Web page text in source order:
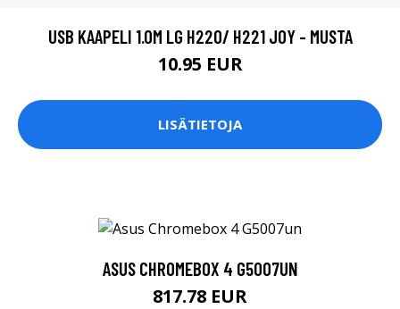
USB KAAPELI 1.0M LG H220/ H221 JOY - MUSTA
10.95 EUR
LISÄTIETOJA
ASUS CHROMEBOX 4 G5007UN
817.78 EUR